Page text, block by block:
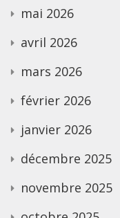
mai 2026
avril 2026
mars 2026
février 2026
janvier 2026
décembre 2025
novembre 2025